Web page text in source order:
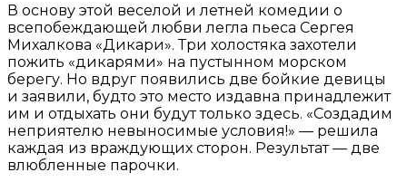
В основу этой веселой и летней комедии о
всепобеждающей любви легла пьеса Сергея
Михалкова «Дикари». Три холостяка захотели
пожить «дикарями» на пустынном морском
берегу. Но вдруг появились две бойкие девицы
и заявили, будто это место издавна принадлежит
им и отдыхать они будут только здесь. «Создадим
неприятелю невыносимые условия!» — решила
каждая из враждующих сторон. Результат — две
влюбленные парочки.